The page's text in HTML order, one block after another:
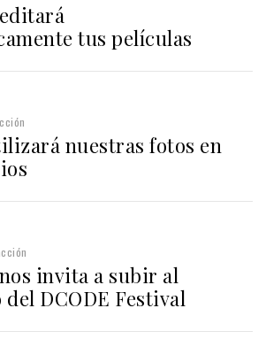
tus películas
nuestras fotos en
invita a subir al
DCODE Festival